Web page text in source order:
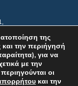
της
την περιήγησή
για να
με την
οι
και την